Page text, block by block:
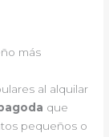
más
al alquilar
que
pequeños o